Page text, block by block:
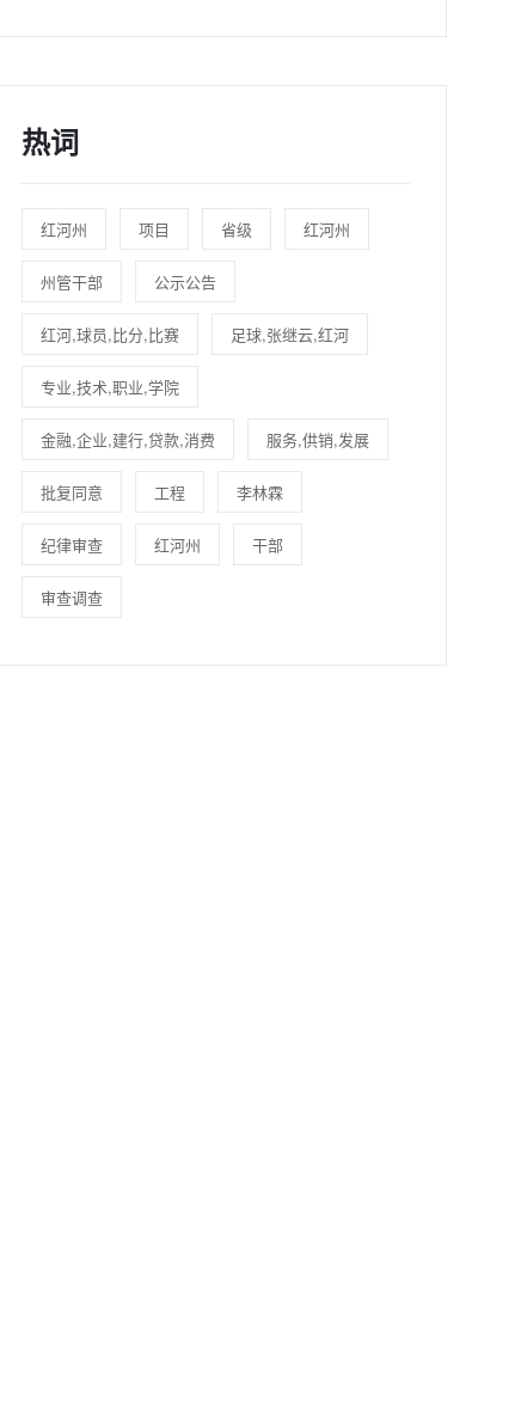
热词
红河州 项目 省级 红河州
州管干部 公示公告
红河,球员,比分,比赛 足球,张继云,红河
专业,技术,职业,学院
金融,企业,建行,贷款,消费 服务,供销,发展
批复同意 工程 李林霖
纪律审查 红河州 干部
审查调查